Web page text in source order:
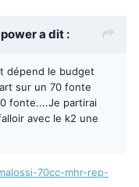
a dit :
dépend le budget
sur un 70 fonte
fonte....Je partirai
avec le k2 une
70cc-mhr-rep-